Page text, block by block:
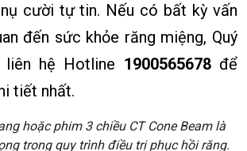
cười tự tin. Nếu có bất kỳ vấn
đến sức khỏe răng miệng, Quý
hệ Hotline 1900565678để
tiết nhất.
hoặc phim 3 chiều CT Cone Beam là
trong quy trình điều trị phục hồi răng.